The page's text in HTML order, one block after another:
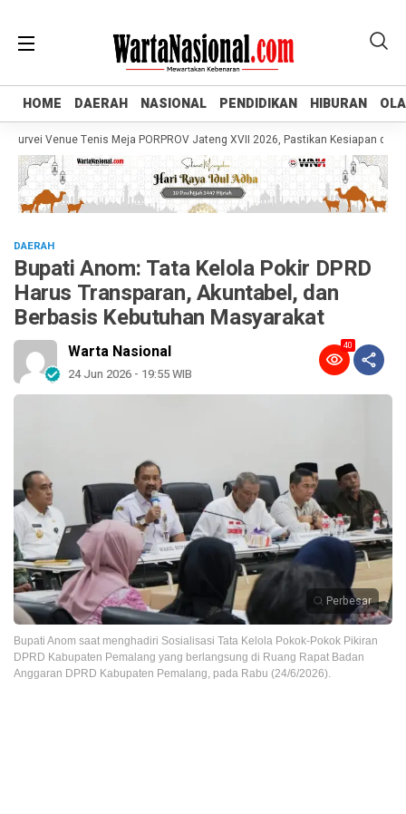
HOME DAERAH NASIONAL PENDIDIKAN HIBURAN
HOME DAERAH NASIONAL PENDIDIKAN HIBURAN
Venue Tenis Meja PORPROV Jateng XVII 2026, Pastikan Kesiapan dan
DAERAH
Bupati Anom: Tata Kelola Pokir DPRD
Harus Transparan, Akuntabel, dan
Berbasis Kebutuhan Masyarakat
Warta Nasional
24 Jun 2026 - 19:55 WIB
40
Perbesar
Bupati Anom saat menghadiri Sosialisasi Tata Kelola Pokok-Pokok Pikiran
DPRD Kabupaten Pemalang yang berlangsung di Ruang Rapat Badan
Anggaran DPRD Kabupaten Pemalang, pada Rabu (24/6/2026).